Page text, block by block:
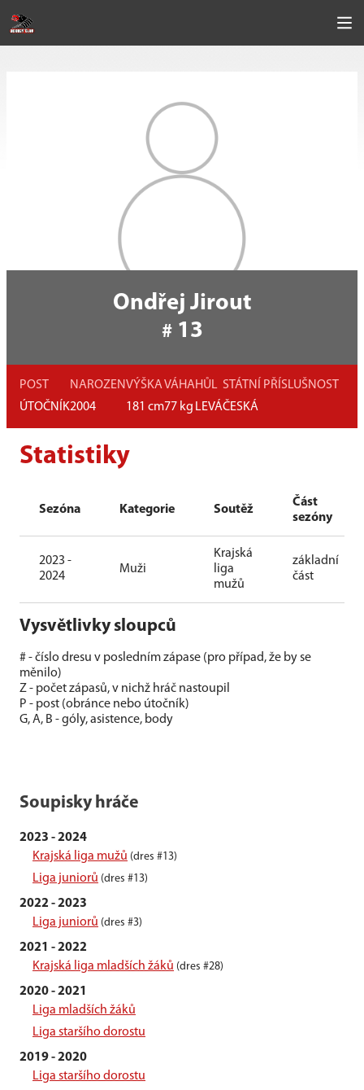
Ondřej Jirout
# 13
POST
ÚTOČNÍK
NAROZEN
2004
VÝŠKA
181 cm
VÁHA
77 kg
HŮL
LEVÁ
STÁTNÍ PŘÍSLUŠNOST
ČESKÁ
Statistiky
Sezóna Kategorie Soutěž
Část
sezóny
2023 -
2024
Muži
Krajská
liga
mužů
základní
část
Vysvětlivky sloupců
# - číslo dresu v posledním zápase (pro případ, že by se
měnilo)
Z - počet zápasů, v nichž hráč nastoupil
P - post (obránce nebo útočník)
G, A, B - góly, asistence, body
Soupisky hráče
2023 - 2024
Krajská liga mužů (dres #13)
Liga juniorů (dres #13)
2022 - 2023
Liga juniorů (dres #3)
2021 - 2022
Krajská liga mladších žáků (dres #28)
2020 - 2021
Liga mladších žáků
Liga staršího dorostu
2019 - 2020
Liga staršího dorostu